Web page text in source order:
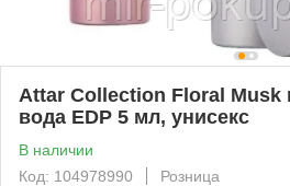
Attar Collection Floral
вода EDP 5 мл, унисекс
В наличии
Код: 104978990
Розница